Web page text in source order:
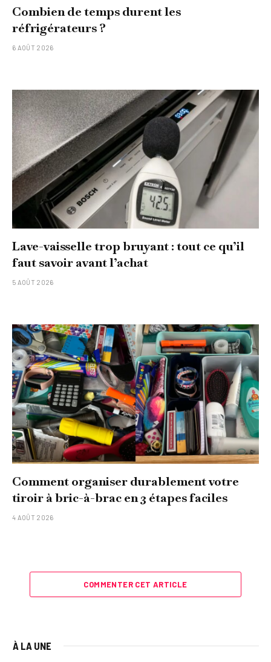
Combien de temps durent les
réfrigérateurs ?
6 AOÛT 2026
Lave-vaisselle trop bruyant : tout ce qu’il
faut savoir avant l’achat
5 AOÛT 2026
Comment organiser durablement votre
tiroir à bric-à-brac en 3 étapes faciles
4 AOÛT 2026
COMMENTER CET ARTICLE
À LA UNE